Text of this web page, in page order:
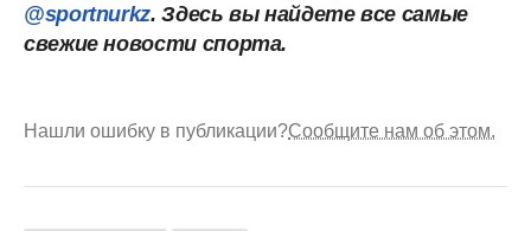
@sportnurkz. Здесь вы найдете все самые
свежие новости спорта.
Нашли ошибку в публикации?Сообщите нам об этом.